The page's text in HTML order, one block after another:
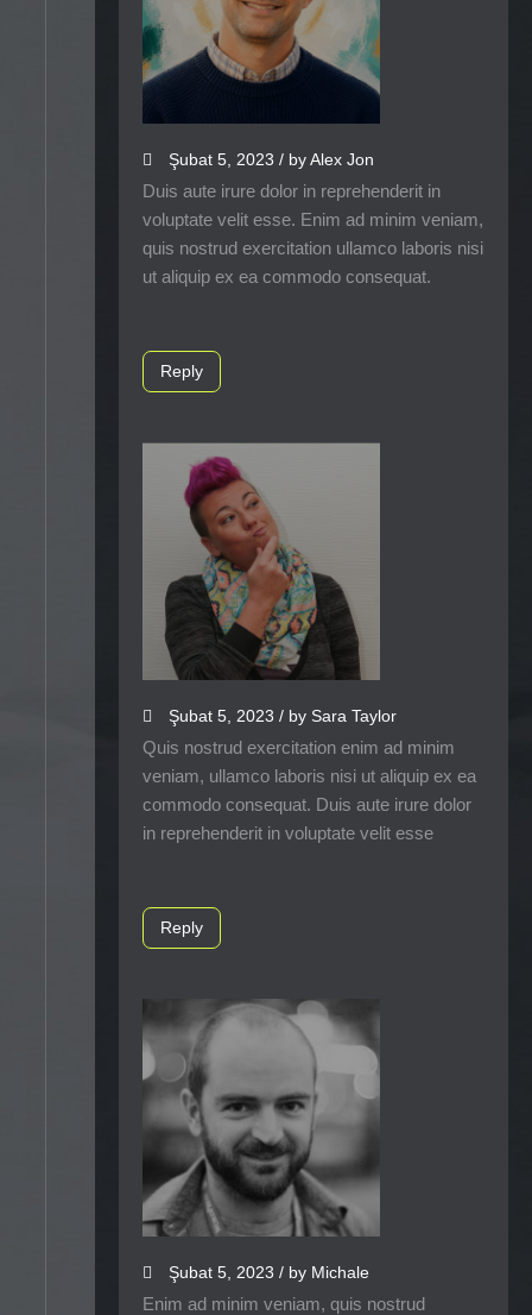
Şubat 5, 2023 / by Alex Jon
Duis aute irure dolor in reprehenderit in
voluptate velit esse. Enim ad minim veniam,
quis nostrud exercitation ullamco laboris nisi
ut aliquip ex ea commodo consequat.
Reply
Şubat 5, 2023 / by Sara Taylor
Quis nostrud exercitation enim ad minim
veniam, ullamco laboris nisi ut aliquip ex ea
commodo consequat. Duis aute irure dolor
in reprehenderit in voluptate velit esse
Reply
Şubat 5, 2023 / by Michale
Enim ad minim veniam, quis nostrud